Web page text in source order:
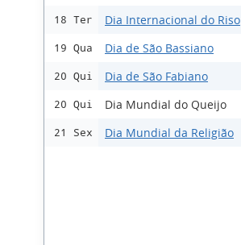
18 Ter Dia Internacional do Riso
19 Qua Dia de São Bassiano
20 Qui Dia de São Fabiano
20 Qui Dia Mundial do Queijo
21 Sex Dia Mundial da Religião